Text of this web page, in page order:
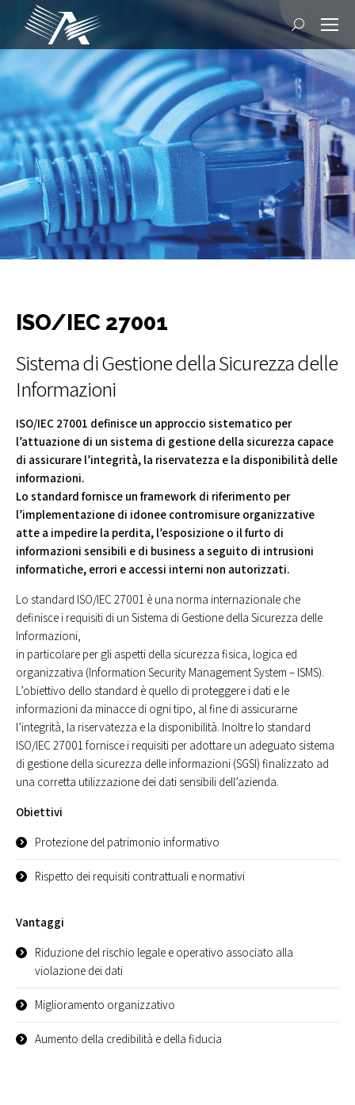
Cerca
ISO/IEC 27001
Sistema di Gestione della Sicurezza delle
Informazioni
ISO/IEC 27001 definisce un approccio sistematico per
l’attuazione di un sistema di gestione della sicurezza capace
di assicurare l’integrità, la riservatezza e la disponibilità delle
informazioni.
Lo standard fornisce un framework di riferimento per
l’implementazione di idonee contromisure organizzative
atte a impedire la perdita, l’esposizione o il furto di
informazioni sensibili e di business a seguito di intrusioni
informatiche, errori e accessi interni non autorizzati.
Lo standard ISO/IEC 27001 è una norma internazionale che
definisce i requisiti di un Sistema di Gestione della Sicurezza delle
Informazioni,
in particolare per gli aspetti della sicurezza fisica, logica ed
organizzativa (Information Security Management System – ISMS).
L’obiettivo dello standard è quello di proteggere i dati e le
informazioni da minacce di ogni tipo, al fine di assicurarne
l’integrità, la riservatezza e la disponibilità. Inoltre lo standard
ISO/IEC 27001 fornisce i requisiti per adottare un adeguato sistema
di gestione della sicurezza delle informazioni (SGSI) finalizzato ad
una corretta utilizzazione dei dati sensibili dell’azienda.
Obiettivi
Protezione del patrimonio informativo
Rispetto dei requisiti contrattuali e normativi
Vantaggi
Riduzione del rischio legale e operativo associato alla
violazione dei dati
Miglioramento organizzativo
Aumento della credibilità e della fiducia